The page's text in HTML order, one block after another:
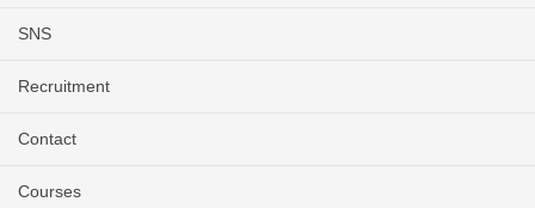
SNS
Recruitment
Contact
Courses